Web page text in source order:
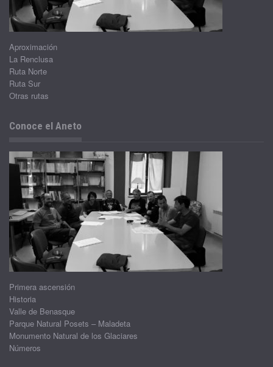
Aproximación
La Renclusa
Ruta Norte
Ruta Sur
Otras rutas
Conoce el Aneto
Primera ascensión
Historia
Valle de Benasque
Parque Natural Posets – Maladeta
Monumento Natural de los Glaciares
Números